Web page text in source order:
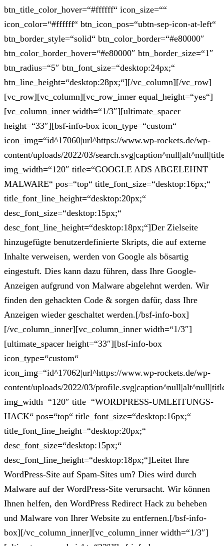
btn_title_color_hover=“#ffffff“ icon_size=““
icon_color=“#ffffff“ btn_icon_pos=“ubtn-sep-icon-at-left“
btn_border_style=“solid“ btn_color_border=“#e80000″
btn_color_border_hover=“#e80000″ btn_border_size=“1″
btn_radius=“5″ btn_font_size=“desktop:24px;“
btn_line_height=“desktop:28px;“][/vc_column][/vc_row]
[vc_row][vc_column][vc_row_inner equal_height=“yes“]
[vc_column_inner width=“1/3″][ultimate_spacer
height=“33″][bsf-info-box icon_type=“custom“
icon_img=“id^17060|url^https://www.wp-rockets.de/wp-
content/uploads/2022/03/
img_width=“120″ title=“GOOGLE ADS ABGELEHNT
MALWARE“ pos=“top“ title_font_size=“desktop:16px;“
title_font_line_height=“desktop:20px;“
desc_font_size=“desktop:15px;“
desc_font_line_height=“desktop:18px;“]Der Zielseite
hinzugefügte benutzerdefinierte Skripts, die auf externe
Inhalte verweisen, werden von Google als bösartig
eingestuft. Dies kann dazu führen, dass Ihre Google-
Anzeigen aufgrund von Malware abgelehnt werden. Wir
finden den gehackten Code & sorgen dafür, dass Ihre
Anzeigen wieder geschaltet werden.[/bsf-info-box]
[/vc_column_inner][vc_column_inner width=“1/3″]
[ultimate_spacer height=“33″][bsf-info-box
icon_type=“custom“
icon_img=“id^17062|url^https://www.wp-rockets.de/wp-
content/uploads/2022/03/
img_width=“120″ title=“WORDPRESS-UMLEITUNGS-
HACK“ pos=“top“ title_font_size=“desktop:16px;“
title_font_line_height=“desktop:20px;“
desc_font_size=“desktop:15px;“
desc_font_line_height=“desktop:18px;“]Leitet Ihre
WordPress-Site auf Spam-Sites um? Dies wird durch
Malware auf der WordPress-Site verursacht. Wir können
Ihnen helfen, den WordPress Redirect Hack zu beheben
und Malware von Ihrer Website zu entfernen.[/bsf-info-
box][/vc_column_inner][vc_column_inner width=“1/3″]